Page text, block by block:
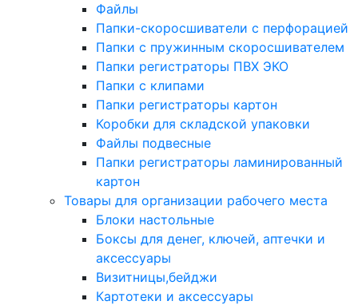
Файлы
Папки-скоросшиватели с перфорацией
Папки с пружинным скоросшивателем
Папки регистраторы ПВХ ЭКО
Папки с клипами
Папки регистраторы картон
Коробки для складской упаковки
Файлы подвесные
Папки регистраторы ламинированный
картон
Товары для организации рабочего места
Блоки настольные
Боксы для денег, ключей, аптечки и
аксессуары
Визитницы,бейджи
Картотеки и аксессуары